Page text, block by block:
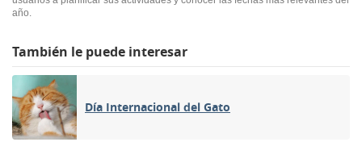
año.
También le puede interesar
Día Internacional del Gato